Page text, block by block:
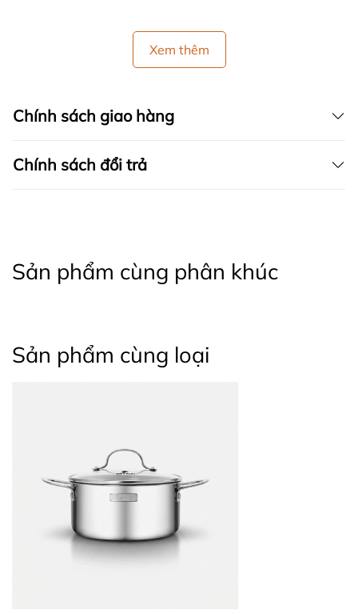
Xem thêm
Chính sách giao hàng
Chính sách đổi trả
Sản phẩm cùng phân khúc
Sản phẩm cùng loại